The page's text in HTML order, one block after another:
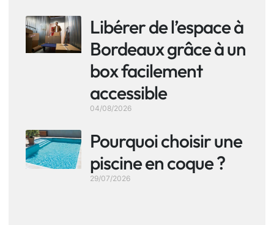
Libérer de l’espace à
Bordeaux grâce à un
box facilement
accessible
04/08/2026
Pourquoi choisir une
piscine en coque ?
29/07/2026